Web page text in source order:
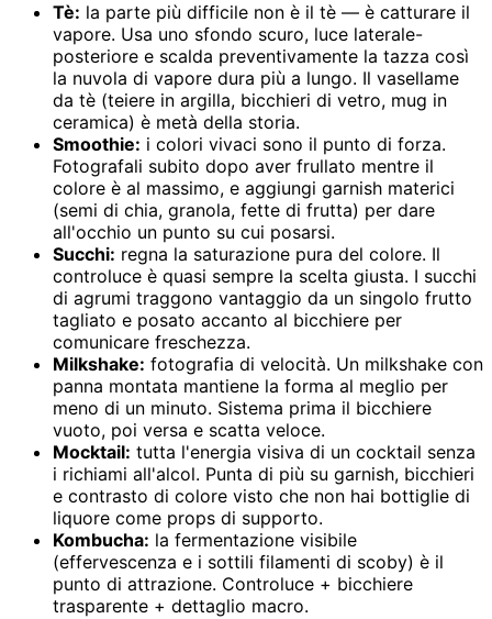
Tè: la parte più difficile non è il tè — è catturare il
vapore. Usa uno sfondo scuro, luce laterale-
posteriore e scalda preventivamente la tazza così
la nuvola di vapore dura più a lungo. Il vasellame
da tè (teiere in argilla, bicchieri di vetro, mug in
ceramica) è metà della storia.
Smoothie: i colori vivaci sono il punto di forza.
Fotografali subito dopo aver frullato mentre il
colore è al massimo, e aggiungi garnish materici
(semi di chia, granola, fette di frutta) per dare
all'occhio un punto su cui posarsi.
Succhi: regna la saturazione pura del colore. Il
controluce è quasi sempre la scelta giusta. I succhi
di agrumi traggono vantaggio da un singolo frutto
tagliato e posato accanto al bicchiere per
comunicare freschezza.
Milkshake: fotografia di velocità. Un milkshake con
panna montata mantiene la forma al meglio per
meno di un minuto. Sistema prima il bicchiere
vuoto, poi versa e scatta veloce.
Mocktail: tutta l'energia visiva di un cocktail senza
i richiami all'alcol. Punta di più su garnish, bicchieri
e contrasto di colore visto che non hai bottiglie di
liquore come props di supporto.
Kombucha: la fermentazione visibile
(effervescenza e i sottili filamenti di scoby) è il
punto di attrazione. Controluce + bicchiere
trasparente + dettaglio macro.